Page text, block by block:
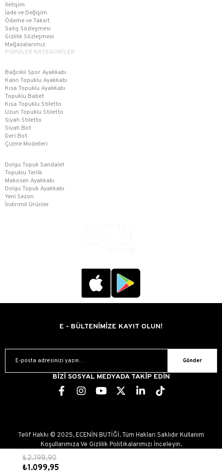
İletişim
İade ve Değişim
Ödeme ve Taksit
Satış Sözleşmesi
Gizlilik Sözleşmesi
Mağazalarımız
POPÜLER KATEGORİLER
Bağcıklı Spor Ayakkabı
Kalın Topuklu Ayakkabı
Kısa Topuklu Ayakkabı
Topuklu Babet
Kısa Topuklu Stiletto
Uzun Topuklu Stiletto
Siyah Stiletto
Siyah Bot
Deri Bot
Çizme Modelleri
Dolgu Topuk Sandalet
Topuklu Terlik
Makosen Ayakkabı
Dolgu Topuk Ayakkabı
Yeni Sezon
İndirimli Ürünler
E - BÜLTENİMİZE KAYIT OLUN!
Gönder
BİZİ SOSYAL MEDYADA TAKİP EDİN
Telif Hakkı © 2025, ECENİN BUTİĞİ. Tüm Hakları Saklıdır Kullanım
Koşullarımıza Ve Gizlilik Politikalarımızı İnceleyin.
₺2.199,90
₺1.099,95